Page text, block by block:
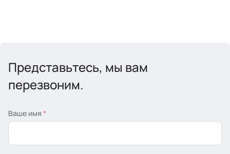
Представьтесь, мы вам
перезвоним.
Ваше имя *